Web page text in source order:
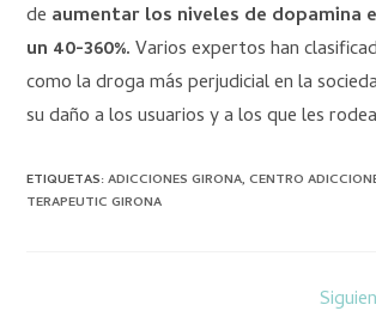
de aumentar los niveles de dopamina
un 40-360%.Varios expertos han
como la droga más perjudicial en la
su daño a los usuarios y a los que les
ETIQUETAS:ADICCIONES GIRONA, CENTRO
TERAPEUTIC GIRONA